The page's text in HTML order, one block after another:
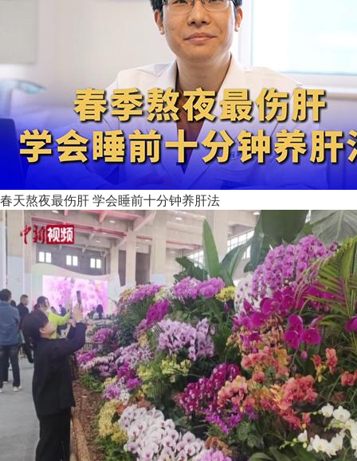
春天熬夜最伤肝 学会睡前十分钟养肝法